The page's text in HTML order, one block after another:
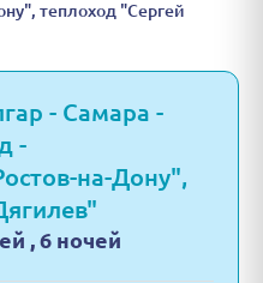
теплоход "Сергей
- Самара -
-
на-Дону",
, 6 ночей